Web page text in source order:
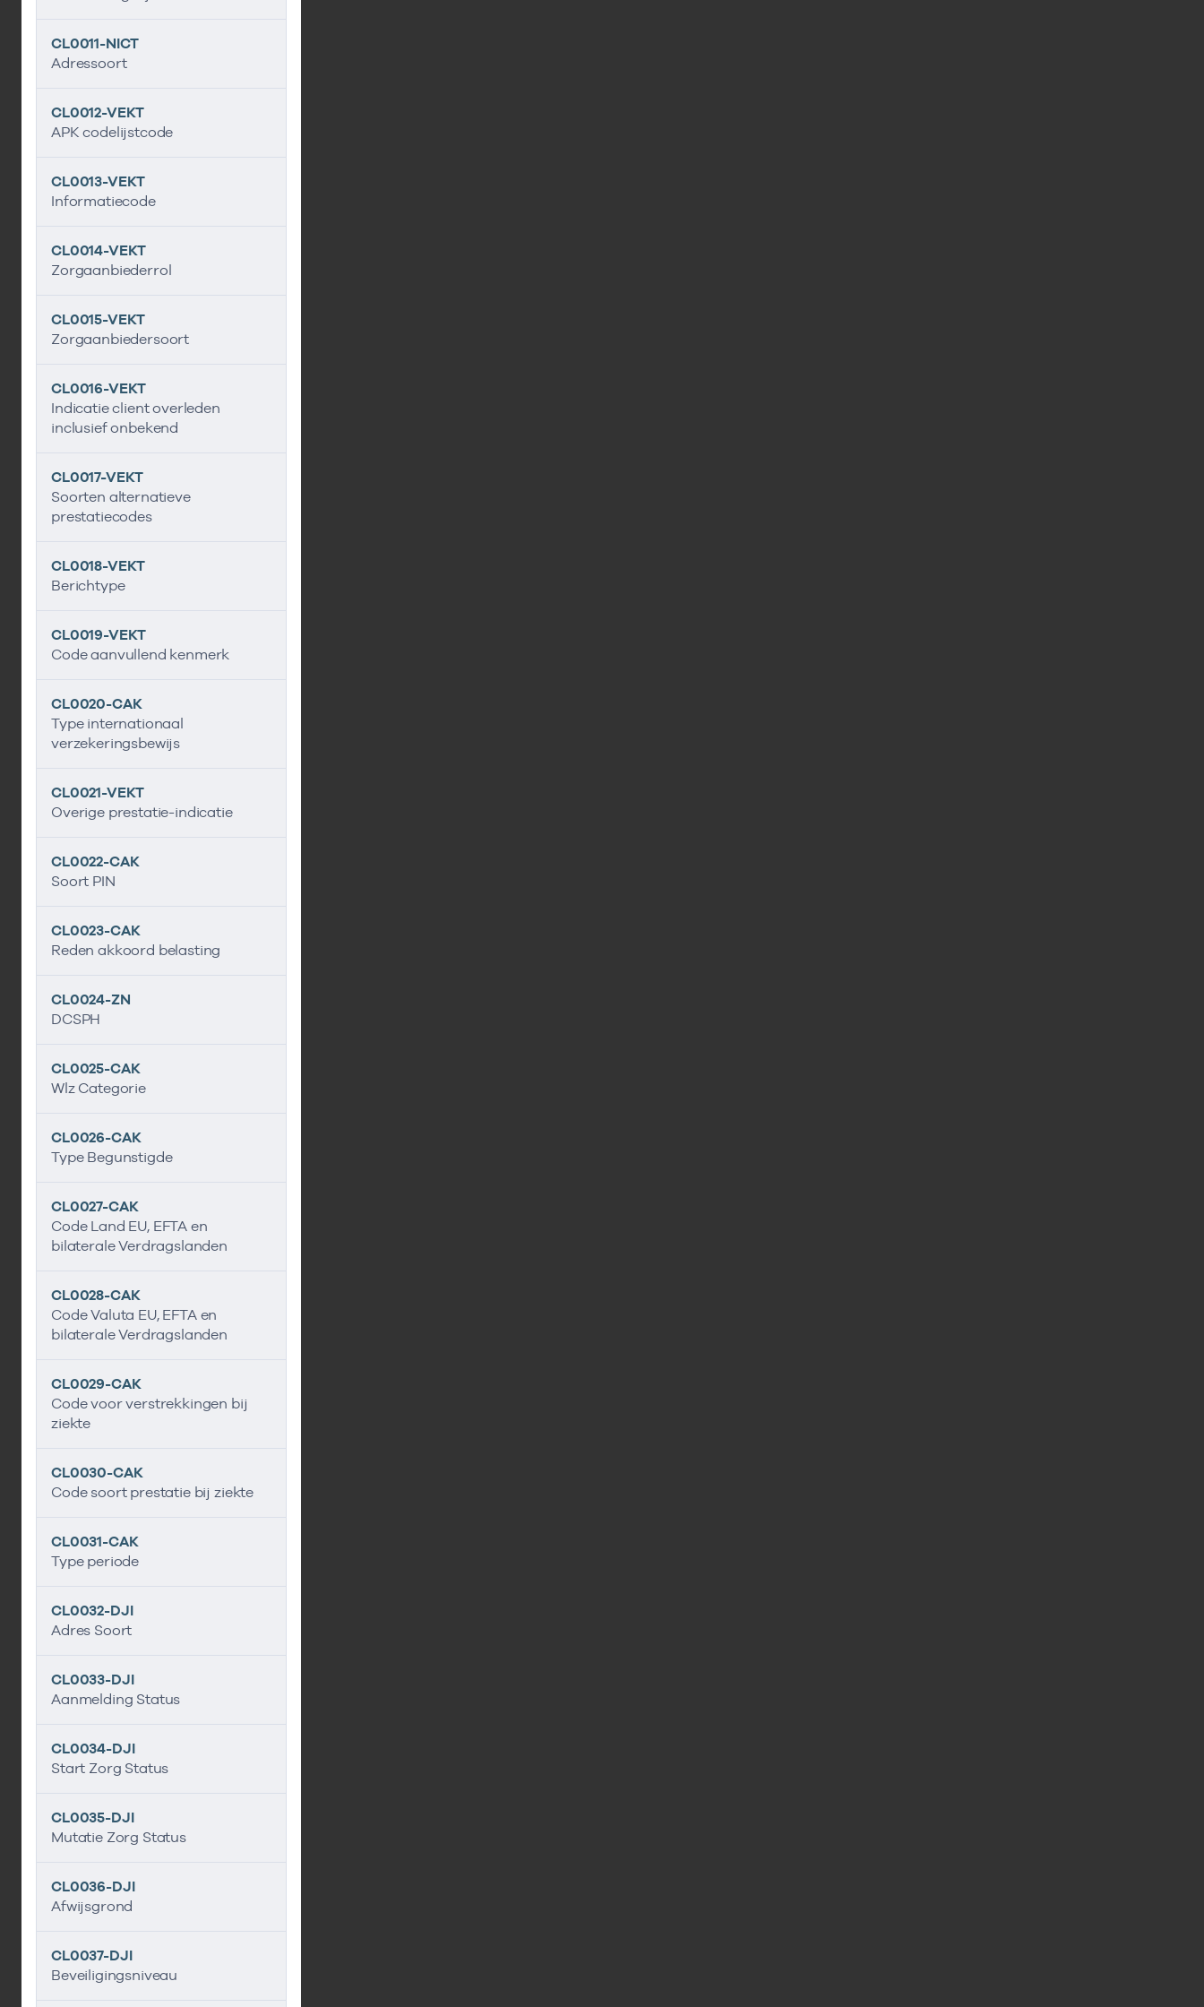
CL0011-NICT
Adressoort
CL0012-VEKT
APK codelijstcode
CL0013-VEKT
Informatiecode
CL0014-VEKT
Zorgaanbiederrol
CL0015-VEKT
Zorgaanbiedersoort
CL0016-VEKT
Indicatie client overleden
inclusief onbekend
CL0017-VEKT
Soorten alternatieve
prestatiecodes
CL0018-VEKT
Berichtype
CL0019-VEKT
Code aanvullend kenmerk
CL0020-CAK
Type internationaal
verzekeringsbewijs
CL0021-VEKT
Overige prestatie-indicatie
CL0022-CAK
Soort PIN
CL0023-CAK
Reden akkoord belasting
CL0024-ZN
DCSPH
CL0025-CAK
Wlz Categorie
CL0026-CAK
Type Begunstigde
CL0027-CAK
Code Land EU, EFTA en
bilaterale Verdragslanden
CL0028-CAK
Code Valuta EU, EFTA en
bilaterale Verdragslanden
CL0029-CAK
Code voor verstrekkingen bij
ziekte
CL0030-CAK
Code soort prestatie bij ziekte
CL0031-CAK
Type periode
CL0032-DJI
Adres Soort
CL0033-DJI
Aanmelding Status
CL0034-DJI
Start Zorg Status
CL0035-DJI
Mutatie Zorg Status
CL0036-DJI
Afwijsgrond
CL0037-DJI
Beveiligingsniveau